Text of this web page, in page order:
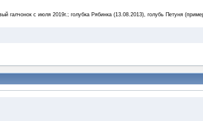
с июля 2019г.; голубка Рябинка (13.08.2013), голубь Петуня